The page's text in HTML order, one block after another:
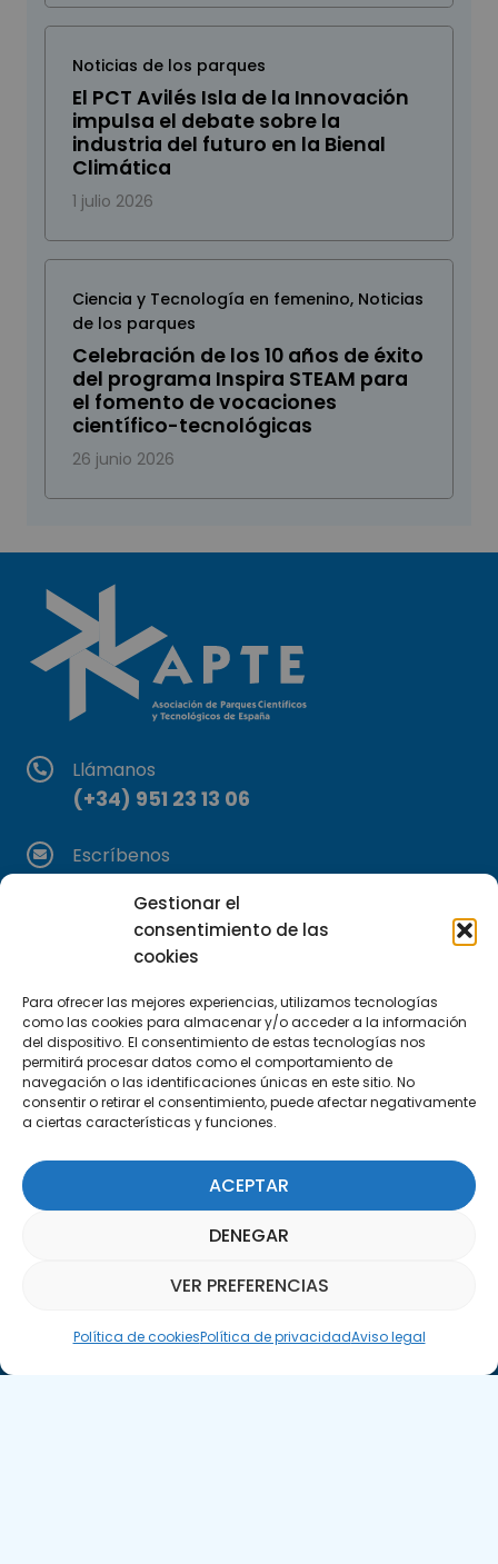
Gestionar el
consentimiento de las
cookies
Para ofrecer las mejores experiencias, utilizamos tecnologías
como las cookies para almacenar y/o acceder a la información
del dispositivo. El consentimiento de estas tecnologías nos
permitirá procesar datos como el comportamiento de
navegación o las identificaciones únicas en este sitio. No
consentir o retirar el consentimiento, puede afectar negativamente
a ciertas características y funciones.
ACEPTAR
DENEGAR
VER PREFERENCIAS
Política de cookiesPolítica de privacidadAviso legal
Noticias de los parques
El PCT Avilés Isla de la Innovación
impulsa el debate sobre la
industria del futuro en la Bienal
Climática
1 julio 2026
Ciencia y Tecnología en femenino, Noticias
de los parques
Celebración de los 10 años de éxito
del programa Inspira STEAM para
el fomento de vocaciones
científico-tecnológicas
26 junio 2026
Llámanos
(+34) 951 23 13 06
Escríbenos
Encuéntranos
C/Marie Curie, 35
29590 Campanillas, Málaga
Suscríbete a nuestra Newsletter
SUSCRÍBETE AQUÍ